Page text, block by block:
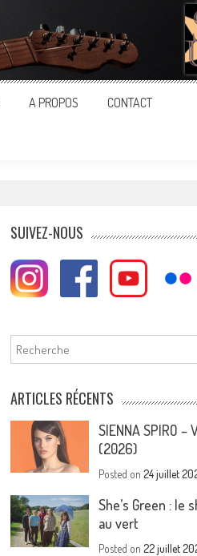
A PROPOS CONTACT
SUIVEZ-NOUS
Rechercher
ARTICLES RÉCENTS
SIENNA SPIRO –
(2026)
Posted on24 juillet
She’s Green : le
au vert
Posted on22 juillet